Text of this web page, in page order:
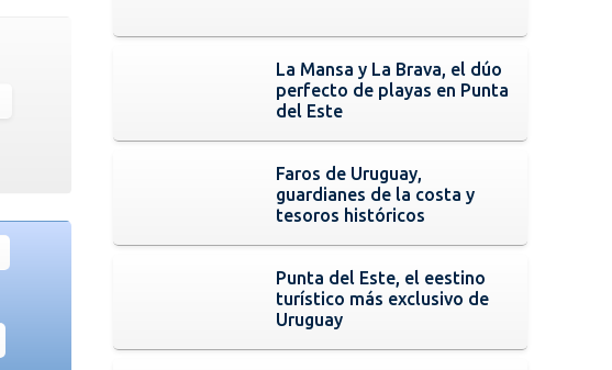
La Mansa y La Brava, el dúo
perfecto de playas en Punta
del Este
Faros de Uruguay,
guardianes de la costa y
tesoros históricos
Punta del Este, el eestino
turístico más exclusivo de
Uruguay